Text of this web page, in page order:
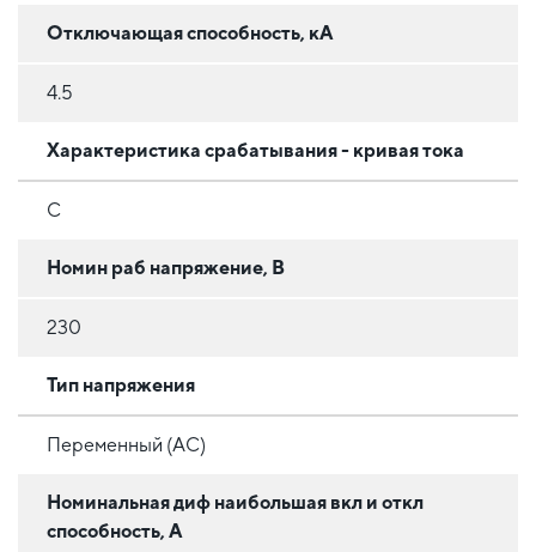
Отключающая способность, кА
4.5
Характеристика срабатывания - кривая тока
C
Номин раб напряжение, В
230
Тип напряжения
Переменный (AC)
Номинальная диф наибольшая вкл и откл
способность, А